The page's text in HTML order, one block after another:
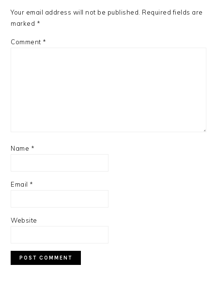
Your email address will not be published. Required fields are
marked *
Comment *
Name *
Email *
Website